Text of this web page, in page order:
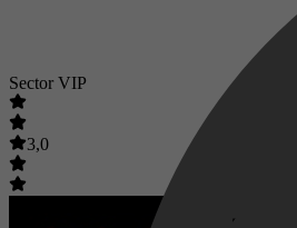
Sector VIP
3,0